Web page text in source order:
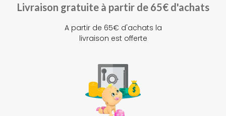
Livraison gratuite à partir de 65€ d'achats
A partir de 65€ d'achats la
livraison est offerte